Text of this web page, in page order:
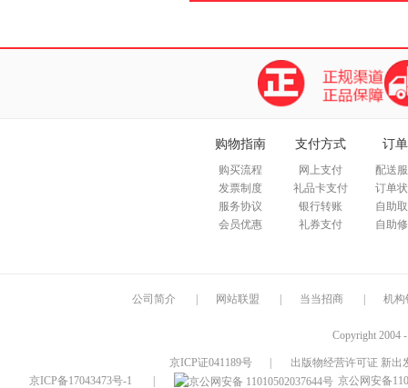
购物指南
购买流程
发票制度
服务协议
会员优惠
支付方式
网上支付
礼品卡支付
银行转账
礼券支付
订
配送
订单
自助
自助
公司简介 网站联盟 当当招商 机构
Copyright 2004
京ICP证041189号
出版物经营许可证 新出
京ICP备17043473号-1
京公网安备